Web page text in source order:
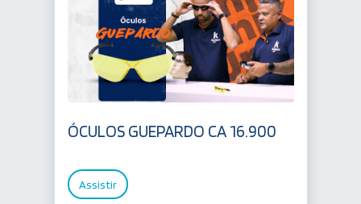
ÓCULOS GUEPARDO CA 16.900
Assistir